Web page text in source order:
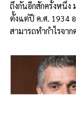
ถึงกันอีกสักครั้งหนึ่ง
ตั้งแต่ปี ค.ศ. 1934 อ
สามารถทำกำไรจา